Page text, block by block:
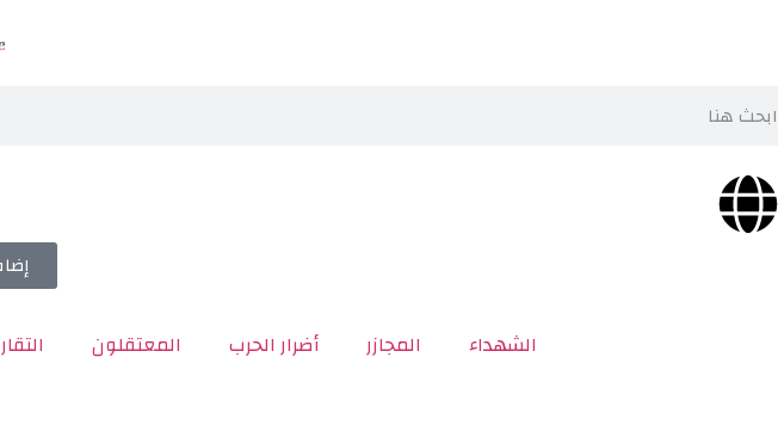
الشهداء المجازر أضرار الحرب المعتقلون